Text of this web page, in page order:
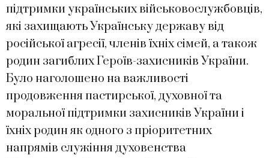
підтримки українських військовослужбовців,
які захищають Українську державу від
російської агресії, членів їхніх сімей, а також
родин загиблих Героїв-захисників України.
Було наголошено на важливості
продовження пастирської, духовної та
моральної підтримки захисників України і
їхніх родин як одного з пріоритетних
напрямів служіння духовенства